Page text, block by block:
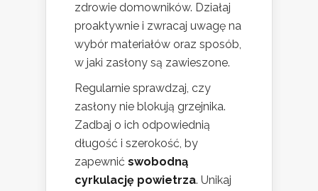
zdrowie domowników. Działaj
proaktywnie i zwracaj uwagę na
wybór materiałów oraz sposób,
w jaki zasłony są zawieszone.
Regularnie sprawdzaj, czy
zasłony nie blokują grzejnika.
Zadbaj o ich odpowiednią
długość i szerokość, by
zapewnić swobodną
cyrkulację powietrza. Unikaj